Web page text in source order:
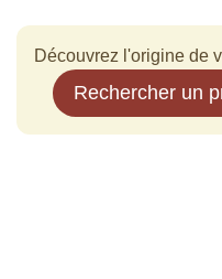
Découvrez l'origine de
Rechercher un